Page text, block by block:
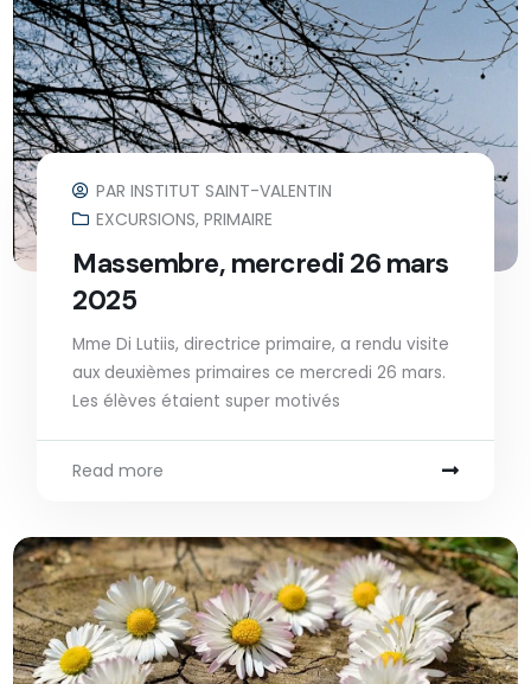
PARINSTITUT SAINT-VALENTIN
EXCURSIONS,PRIMAIRE
Massembre, mercredi 26 mars
2025
Mme Di Lutiis, directrice primaire, a rendu visite
aux deuxièmes primaires ce mercredi 26 mars.
Les élèves étaient super motivés
Read more